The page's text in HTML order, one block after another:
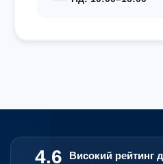
4.6 Високий рейтинг